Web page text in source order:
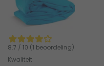
8.7 / 10 (1 beoordeling)
Kwaliteit